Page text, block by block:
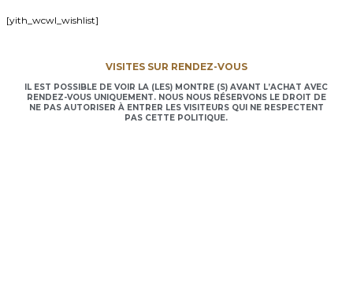
[yith_wcwl_wishlist]
VISITES SUR RENDEZ-VOUS
IL EST POSSIBLE DE VOIR LA (LES) MONTRE (S) AVANT L’ACHAT AVEC
RENDEZ-VOUS UNIQUEMENT. NOUS NOUS RÉSERVONS LE DROIT DE
NE PAS AUTORISER À ENTRER LES VISITEURS QUI NE RESPECTENT
PAS CETTE POLITIQUE.